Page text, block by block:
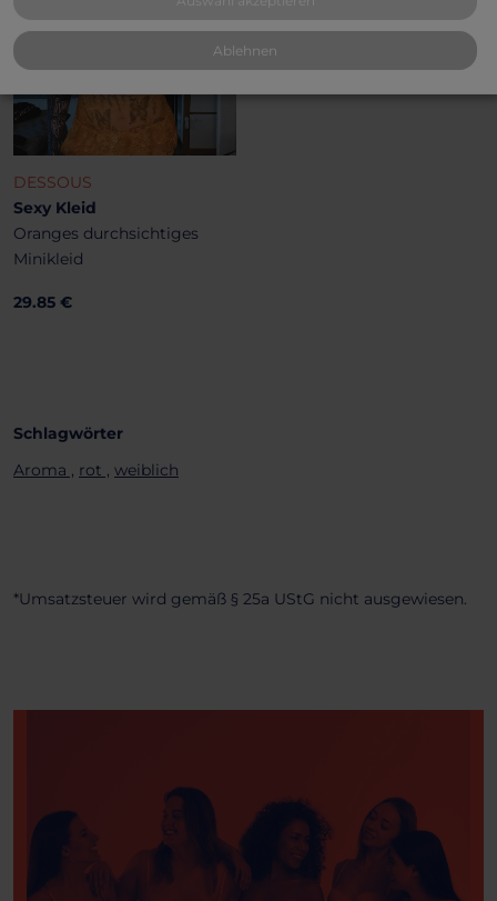
DESSOUS
Sexy Kleid
Oranges durchsichtiges
Minikleid
29.85 €
Schlagwörter
Aroma , rot , weiblich
*Umsatzsteuer wird gemäß § 25a UStG nicht ausgewiesen.
Ablehnen